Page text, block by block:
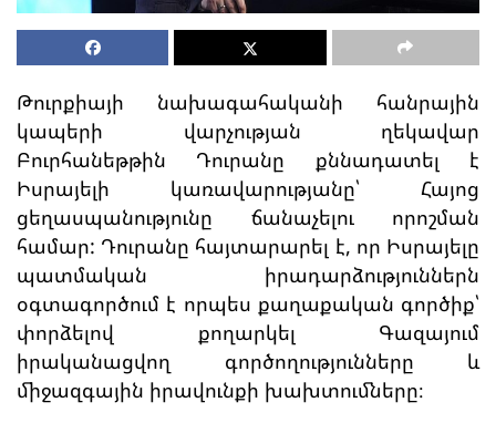
Թուրքիայի նախագահականի հանրային
կապերի վարչության ղեկավար
Բուրհանեթթին Դուրանը քննադատել է
Իսրայելի կառավարությանը՝ Հայոց
ցեղասպանությունը ճանաչելու որոշման
համար: Դուրանը հայտարարել է, որ Իսրայելը
պատմական իրադարձություններն
օգտագործում է որպես քաղաքական գործիք՝
փորձելով քողարկել Գազայում
իրականացվող գործողությունները և
միջազգային իրավունքի խախտումները։